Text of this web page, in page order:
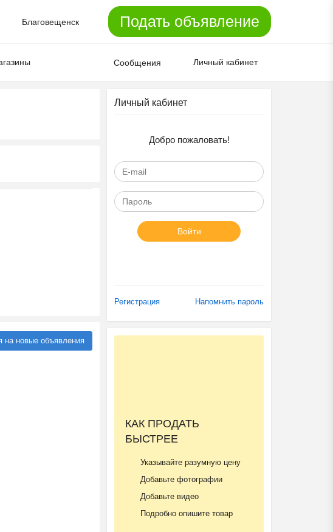
Благовещенск Подать объявление
Сообщения Личный кабинет
на новые объявления
Личный кабинет
Добро пожаловать!
Войти
Регистрация Напомнить пароль
КАК ПРОДАТЬ
БЫСТРЕЕ
Указывайте разумную цену
Добавьте фотографии
Добавьте видео
Подробно опишите товар